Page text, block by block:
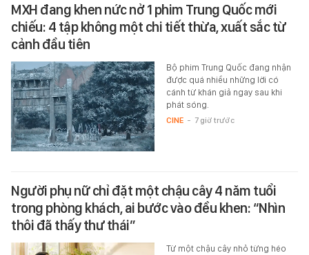
MXH đang khen nức nở 1 phim Trung Quốc mới
chiếu: 4 tập không một chi tiết thừa, xuất sắc từ
cảnh đầu tiên
Bộ phim Trung Quốc đang nhận
được quá nhiều những lời có
cánh từ khán giả ngay sau khi
phát sóng.
CINE - 7 giờ trước
Người phụ nữ chỉ đặt một chậu cây 4 năm tuổi
trong phòng khách, ai bước vào đều khen: “Nhìn
thôi đã thấy thư thái”
Từ một chậu cây nhỏ từng héo